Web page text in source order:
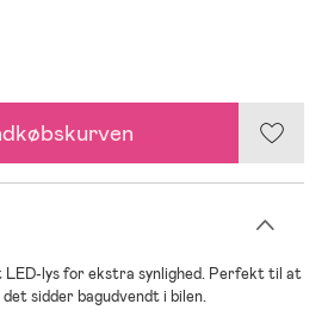
LED-lys for ekstra synlighed. Perfekt til at
sidder bagudvendt i bilen.